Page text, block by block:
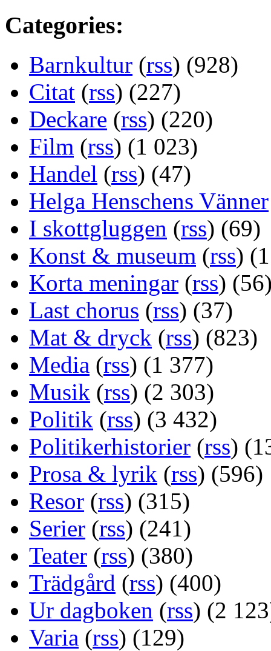
Categories:
Barnkultur (rss) (928)
Citat (rss) (227)
Deckare (rss) (220)
Film (rss) (1 023)
Handel (rss) (47)
Helga Henschens Vänner
I skottgluggen (rss) (69)
Konst & museum (rss)
Korta meningar (rss)
Last chorus (rss) (37)
Mat & dryck (rss) (823)
Media (rss) (1 377)
Musik (rss) (2 303)
Politik (rss) (3 432)
Politikerhistorier (rss)
Prosa & lyrik (rss) (596)
Resor (rss) (315)
Serier (rss) (241)
Teater (rss) (380)
Trädgård (rss) (400)
Ur dagboken (rss) (2
Varia (rss) (129)